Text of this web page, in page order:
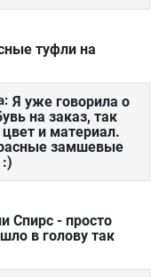
туфли на
Я уже говорила о
на заказ, так
и материал.
замшевые
Спирс - просто
в голову так